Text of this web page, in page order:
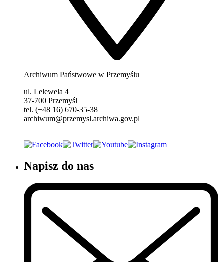
Archiwum Państwowe w Przemyślu
ul. Lelewela 4
37-700 Przemyśl
tel. (+48 16) 670-35-38
archiwum@przemysl.archiwa.gov.pl
Napisz do nas